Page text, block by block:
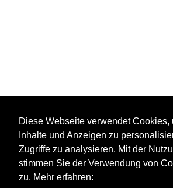
Diese Webseite verwendet Cookies,
Inhalte und Anzeigen zu
Zugriffe zu analysieren. Mit der
stimmen Sie der Verwendung von
zu. Mehr erfahren: